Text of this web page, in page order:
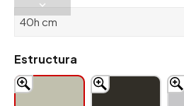
Estructura